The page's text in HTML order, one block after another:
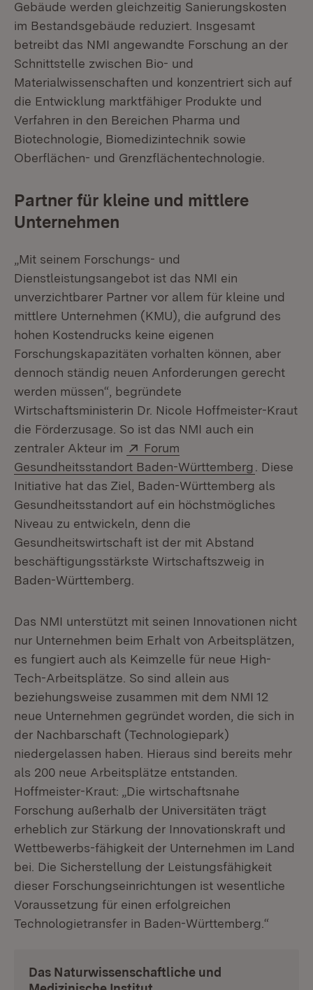
Gebäude werden gleichzeitig Sanierungskosten
im Bestandsgebäude reduziert. Insgesamt
betreibt das NMI angewandte Forschung an der
Schnittstelle zwischen Bio- und
Materialwissenschaften und konzentriert sich auf
die Entwicklung marktfähiger Produkte und
Verfahren in den Bereichen Pharma und
Biotechnologie, Biomedizintechnik sowie
Oberflächen- und Grenzflächentechnologie.
Partner für kleine und mittlere
Unternehmen
„Mit seinem Forschungs- und
Dienstleistungsangebot ist das NMI ein
unverzichtbarer Partner vor allem für kleine und
mittlere Unternehmen (KMU), die aufgrund des
hohen Kostendrucks keine eigenen
Forschungskapazitäten vorhalten können, aber
dennoch ständig neuen Anforderungen gerecht
werden müssen“, begründete
Wirtschaftsministerin Dr. Nicole Hoffmeister-Kraut
die Förderzusage. So ist das NMI auch ein
zentraler Akteur im
Extern:
Forum
Gesundheitsstandort Baden-Württemberg (Öffnet
. Diese
Initiative hat das Ziel, Baden-Württemberg als
Gesundheitsstandort auf ein höchstmögliches
Niveau zu entwickeln, denn die
Gesundheitswirtschaft ist der mit Abstand
beschäftigungsstärkste Wirtschaftszweig in
Baden-Württemberg.
Das NMI unterstützt mit seinen Innovationen nicht
nur Unternehmen beim Erhalt von Arbeitsplätzen,
es fungiert auch als Keimzelle für neue High-
Tech-Arbeitsplätze. So sind allein aus
beziehungsweise zusammen mit dem NMI 12
neue Unternehmen gegründet worden, die sich in
der Nachbarschaft (Technologiepark)
niedergelassen haben. Hieraus sind bereits mehr
als 200 neue Arbeitsplätze entstanden.
Hoffmeister-Kraut: „Die wirtschaftsnahe
Forschung außerhalb der Universitäten trägt
erheblich zur Stärkung der Innovationskraft und
Wettbewerbs-fähigkeit der Unternehmen im Land
bei. Die Sicherstellung der Leistungsfähigkeit
dieser Forschungseinrichtungen ist wesentliche
Voraussetzung für einen erfolgreichen
Technologietransfer in Baden-Württemberg.“
Das Naturwissenschaftliche und